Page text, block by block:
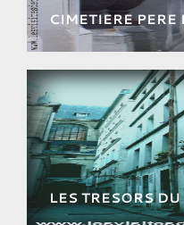
CIMETIERE PERE
Laissez vous
grande nécropole
LES TRESORS